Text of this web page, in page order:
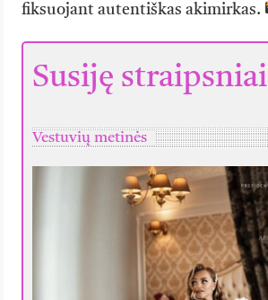
fiksuojant autentiškas akimirkas.
Susiję straipsniai
Vestuvių metinės